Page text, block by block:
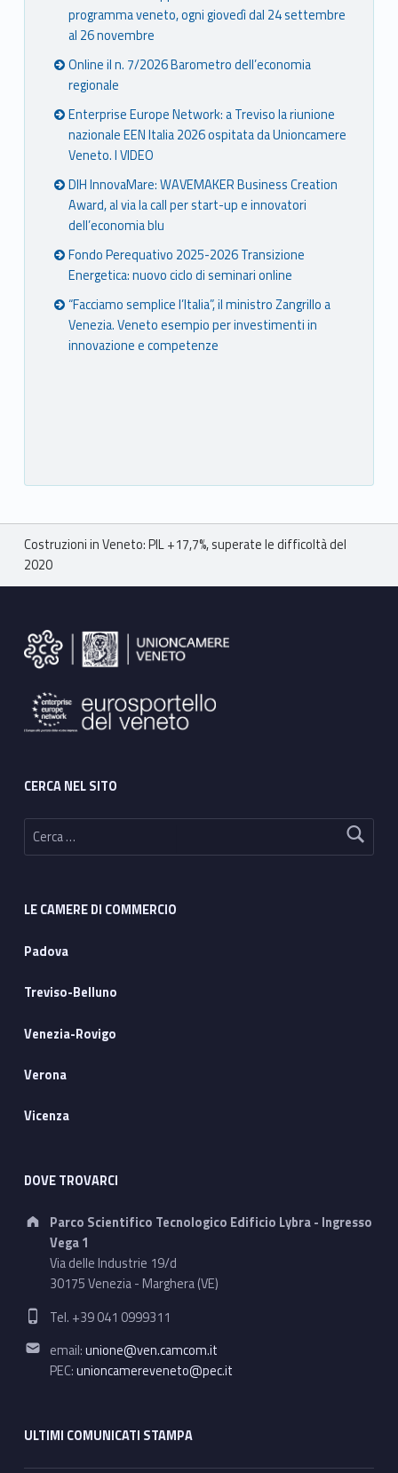
programma veneto, ogni giovedì dal 24 settembre
al 26 novembre
Online il n. 7/2026 Barometro dell’economia
regionale
Enterprise Europe Network: a Treviso la riunione
nazionale EEN Italia 2026 ospitata da Unioncamere
Veneto. I VIDEO
DIH InnovaMare: WAVEMAKER Business Creation
Award, al via la call per start-up e innovatori
dell’economia blu
Fondo Perequativo 2025-2026 Transizione
Energetica: nuovo ciclo di seminari online
“Facciamo semplice l’Italia”, il ministro Zangrillo a
Venezia. Veneto esempio per investimenti in
innovazione e competenze
Breadcrumbs navigation
Costruzioni in Veneto: PIL +17,7%, superate le difficoltà del
2020
CERCA NEL SITO
Ricerca per:
LE CAMERE DI COMMERCIO
Padova
Treviso-Belluno
Venezia-Rovigo
Verona
Vicenza
DOVE TROVARCI
Address:
Parco Scientifico Tecnologico Edificio Lybra - Ingresso
Vega 1
Via delle Industrie 19/d
30175 Venezia - Marghera (VE)
Phone number:
Tel. +39 041 0999311
Email address:
email:unione@ven.camcom.it
PEC:unioncamereveneto@pec.it
ULTIMI COMUNICATI STAMPA